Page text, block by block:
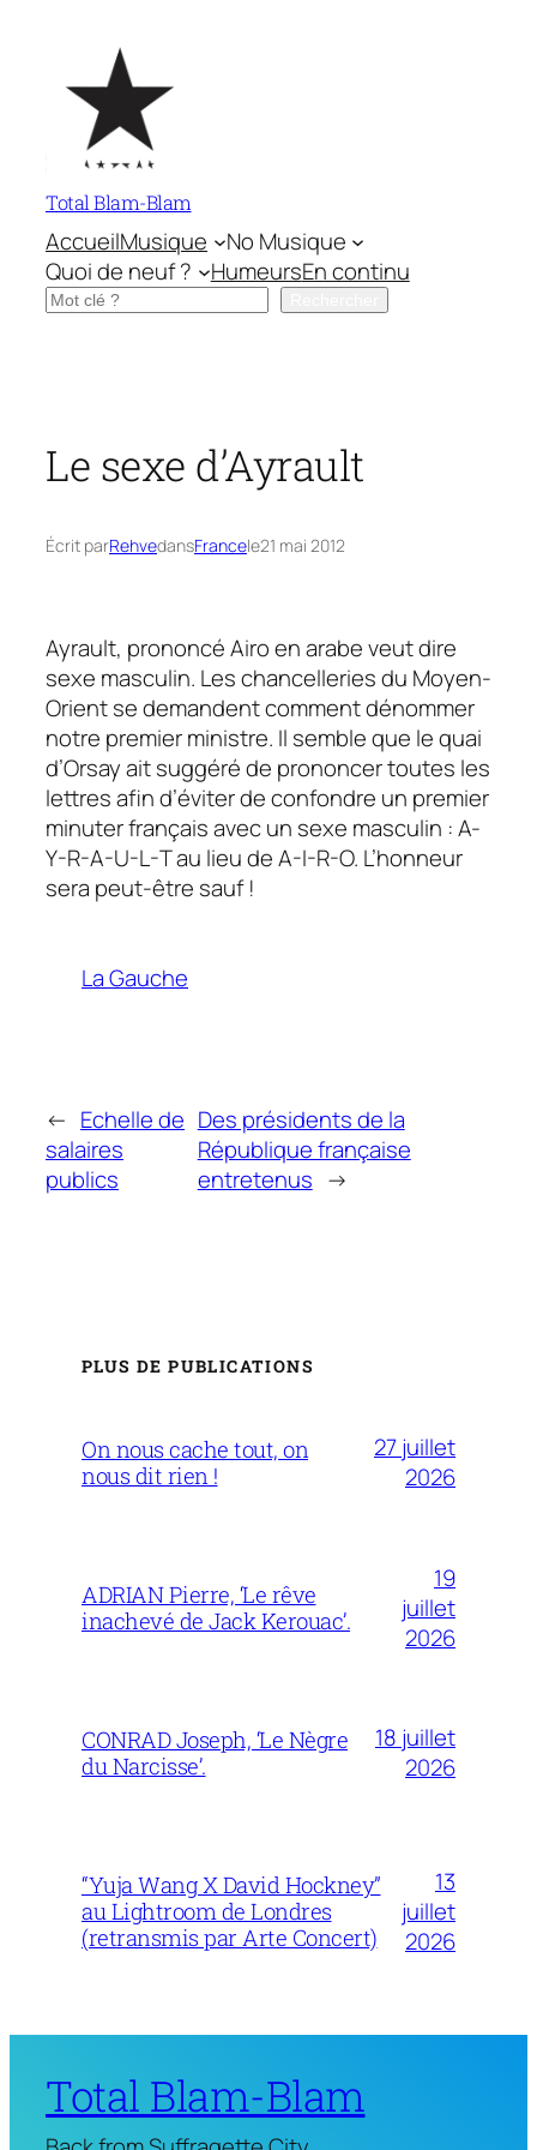
contenu
Total Blam-Blam
AccueilMusique
No Musique
Quoi de neuf ?
HumeursEn continu
Rechercher
Le sexe d’Ayrault
Écrit parRehvedansFrancele21 mai 2012
Ayrault, prononcé Airo en arabe veut dire
sexe masculin. Les chancelleries du Moyen-
Orient se demandent comment dénommer
notre premier ministre. Il semble que le quai
d’Orsay ait suggéré de prononcer toutes les
lettres afin d’éviter de confondre un premier
minuter français avec un sexe masculin : A-
Y-R-A-U-L-T au lieu de A-I-R-O. L’honneur
sera peut-être sauf !
La Gauche
← Echelle de
salaires
publics
Des présidents de la
République française
entretenus →
PLUS DE PUBLICATIONS
On nous cache tout, on
nous dit rien !
27 juillet
2026
ADRIAN Pierre, ‘Le rêve
inachevé de Jack Kerouac’.
19
juillet
2026
CONRAD Joseph, ‘Le Nègre
du Narcisse’.
18 juillet
2026
“Yuja Wang X David Hockney”
au Lightroom de Londres
(retransmis par Arte Concert)
13
juillet
2026
Total Blam-Blam